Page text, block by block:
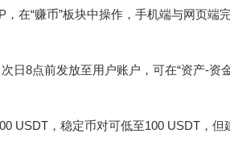
，在“赚币”板块中操作，手机端与网页端完
日8点前发放至用户账户，可在“资产-资
USDT，稳定币对可低至100 USDT，但